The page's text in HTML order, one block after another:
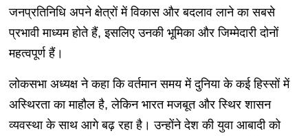
जनप्रतिनिधि अपने क्षेत्रों में विकास और बदलाव लाने का सबसे
प्रभावी माध्यम होते हैं, इसलिए उनकी भूमिका और जिम्मेदारी दोनों
महत्वपूर्ण हैं।
लोकसभा अध्यक्ष ने कहा कि वर्तमान समय में दुनिया के कई हिस्सों में
अस्थिरता का माहौल है, लेकिन भारत मजबूत और स्थिर शासन
व्यवस्था के साथ आगे बढ़ रहा है। उन्होंने देश की युवा आबादी को